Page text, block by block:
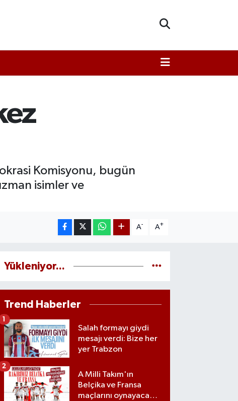
Komisyonu, bugün
isimler ve
A- A+
Yükleniyor...
Trend Haberler
Salah formayı giydi
mesajı verdi: Bize her
yer Trabzon
1
A Milli Takım'ın
Belçika ve Fransa
maçlarını oynayacağı
2